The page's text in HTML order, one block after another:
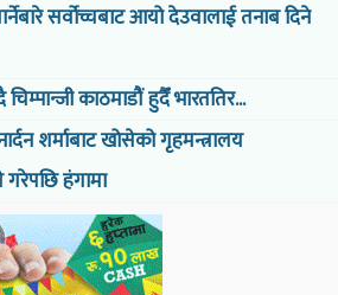
सर्वोच्चबाट आयो देउवालाई तनाब दिने
काठमाडौं हुदैँ भारततिर...
शर्माबाट खोसेको गृहमन्त्रालय
गरेपछि हंगामा